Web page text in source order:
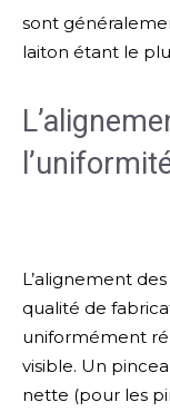
sont
laiton étant le
L’alignement
qualité de
uniformément
visible. Un
nette (pour les